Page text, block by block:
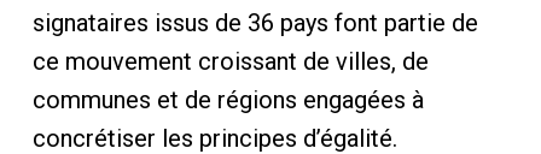
signataires issus de 36 pays font partie de
ce mouvement croissant de villes, de
communes et de régions engagées à
concrétiser les principes d’égalité.